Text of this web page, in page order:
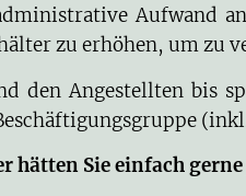
Aufwand
zu erhöhen, um
den Angestellten bis
hätten Sie einfach